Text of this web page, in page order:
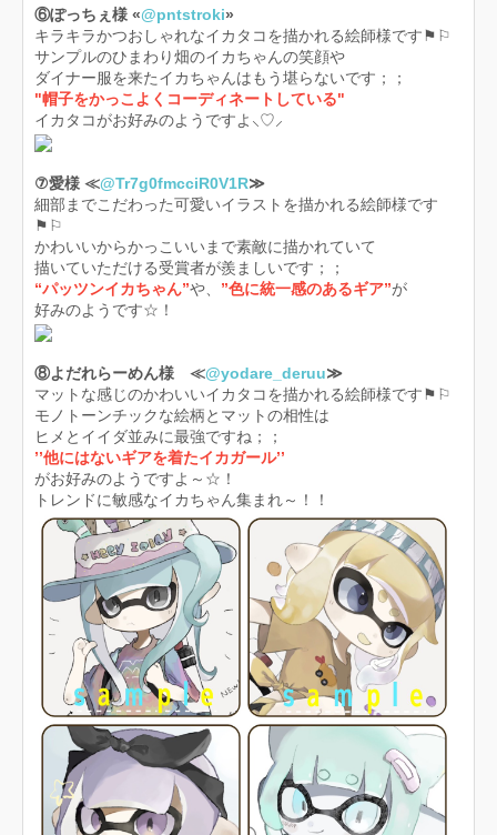
⑥ぽっちぇ様 «@pntstroki»
キラキラかつおしゃれなイカタコを描かれる絵師様です⚑︎⚐︎
サンプルのひまわり畑のイカちゃんの笑顔や
ダイナー服を来たイカちゃんはもう堪らないです；；
"帽子をかっこよくコーディネートしている"
イカタコがお好みのようですよ⸜♡⸝‍
⑦愛様 ≪@Tr7g0fmcciR0V1R≫
細部までこだわった可愛いイラストを描かれる絵師様です
⚑︎⚐︎
かわいいからかっこいいまで素敵に描かれていて
描いていただける受賞者が羨ましいです；；
“パッツンイカちゃん”や、 ”色に統一感のあるギア”が
好みのようです☆！
⑧よだれらーめん様 ≪@yodare_deruu≫
マットな感じのかわいいイカタコを描かれる絵師様です⚑︎⚐︎
モノトーンチックな絵柄とマットの相性は
ヒメとイイダ並みに最強ですね；；
’’他にはないギアを着たイカガール’’
がお好みのようですよ～☆！
トレンドに敏感なイカちゃん集まれ～！！